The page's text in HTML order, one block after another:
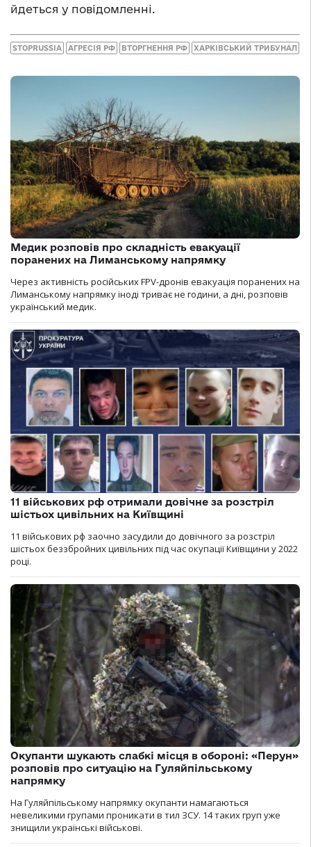
йдеться у повідомленні.
STOPRUSSIA АГРЕСІЯ РФ ВТОРГНЕННЯ РФ ХАРКІВСЬКИЙ ТРИБУНАЛ
Медик розповів про складність евакуації
поранених на Лиманському напрямку
Через активність російських FPV-дронів евакуація поранених на
Лиманському напрямку іноді триває не години, а дні, розповів
український медик.
11 військових рф отримали довічне за розстріл
шістьох цивільних на Київщині
11 військових рф заочно засудили до довічного за розстріл
шістьох беззбройних цивільних під час окупації Київщини у 2022
році.
Окупанти шукають слабкі місця в обороні: «Перун»
розповів про ситуацію на Гуляйпільському
напрямку
На Гуляйпільському напрямку окупанти намагаються
невеликими групами проникати в тил ЗСУ. 14 таких груп уже
знищили українські військові.